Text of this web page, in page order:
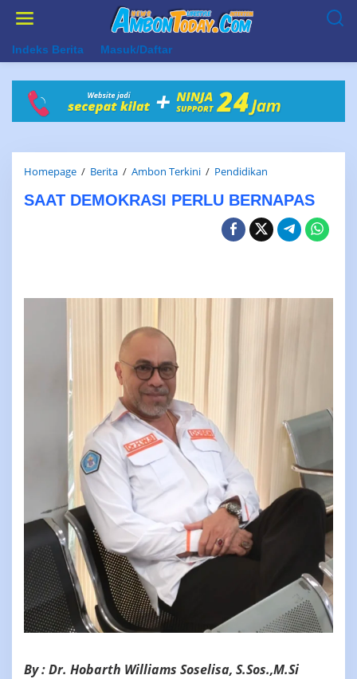
Indeks Berita Masuk/Daftar
Homepage / Berita / Ambon Terkini / Pendidikan
PERLU
SAAT DEMOKRASI PERLU BERNAPAS
By : Dr. Hobarth Williams Soselisa, S.Sos.,M.Si